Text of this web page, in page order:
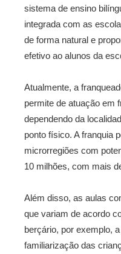
sistema de ensino
integrada com as
de forma natural e
efetivo ao alunos da
Atualmente, a
permite de atuação em
dependendo da
ponto físico. A franquia
microrregiões com
10 milhões, com mais
Além disso, as aulas
que variam de acordo
berçário, por exemplo,
familiarização das